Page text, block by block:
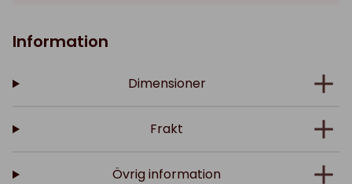
Information
Dimensioner
Frakt
Övrig information